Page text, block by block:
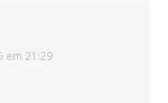
em 21:29